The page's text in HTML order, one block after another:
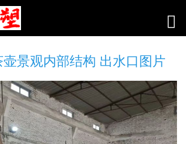
景观内部结构 出水口图片